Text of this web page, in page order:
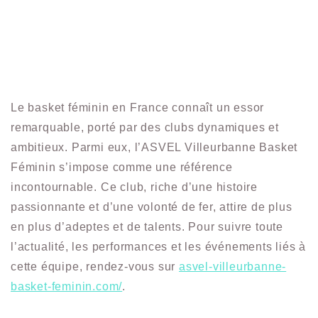
Le basket féminin en France connaît un essor
remarquable, porté par des clubs dynamiques et
ambitieux. Parmi eux, l’ASVEL Villeurbanne Basket
Féminin s’impose comme une référence
incontournable. Ce club, riche d’une histoire
passionnante et d’une volonté de fer, attire de plus
en plus d’adeptes et de talents. Pour suivre toute
l’actualité, les performances et les événements liés à
cette équipe, rendez-vous surasvel-villeurbanne-
basket-feminin.com/.